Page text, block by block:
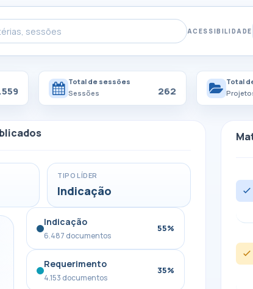
ACESSIBILIDADE
Total de sessões
Sessões
262
Total
TIPO LÍDER
Indicação
Indicação
6.487 documentos
55%
Requerimento
4.153 documentos
35%